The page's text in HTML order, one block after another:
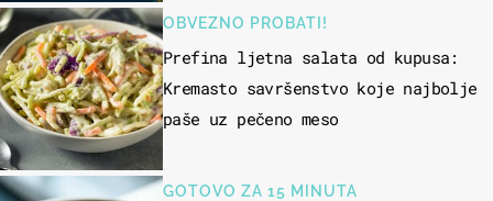
OBVEZNO PROBATI!
Prefina ljetna salata od kupusa:
Kremasto savršenstvo koje najbolje
paše uz pečeno meso
GOTOVO ZA 15 MINUTA